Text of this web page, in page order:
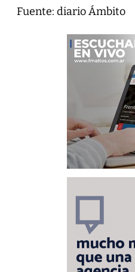
Fuente: diario Ámbito